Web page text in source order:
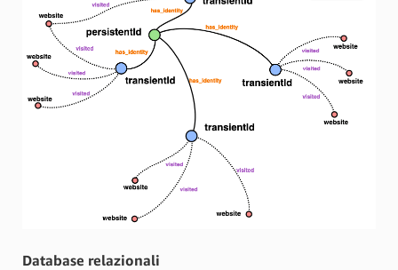
Database relazionali